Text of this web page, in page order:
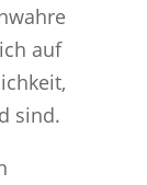
auf
sind.